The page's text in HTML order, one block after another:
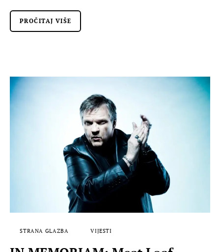
PROČITAJ VIŠE
STRANA GLAZBA VIJESTI